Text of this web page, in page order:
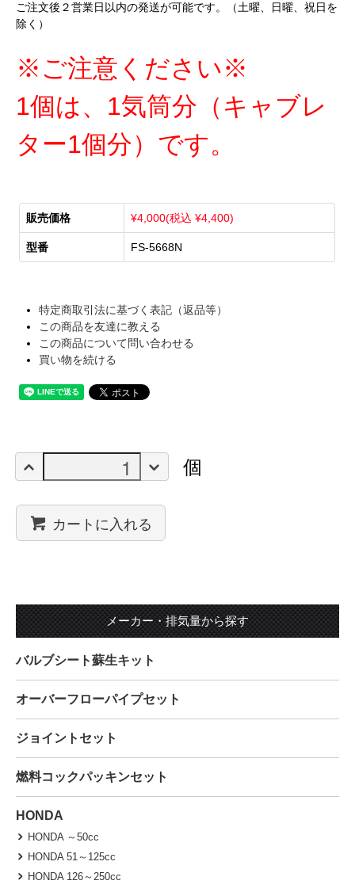
ご注文後２営業日以内の発送が可能です。（土曜、日曜、祝日を
除く）
※ご注意ください※
1個は、1気筒分（キャブレ
ター1個分）です。
販売価格 ¥4,000(税込 ¥4,400)
型番 FS-5668N
特定商取引法に基づく表記（返品等）
この商品を友達に教える
この商品について問い合わせる
買い物を続ける
個
カートに入れる
メーカー・排気量から探す
バルブシート蘇生キット
オーバーフローパイプセット
ジョイントセット
燃料コックパッキンセット
HONDA
HONDA ～50cc
HONDA 51～125cc
HONDA 126～250cc